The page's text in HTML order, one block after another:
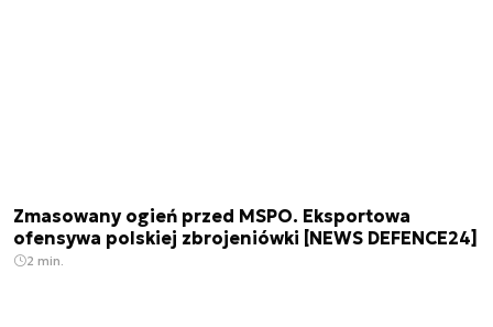
Zmasowany ogień przed MSPO. Eksportowa
ofensywa polskiej zbrojeniówki [NEWS DEFENCE24]
2 min.